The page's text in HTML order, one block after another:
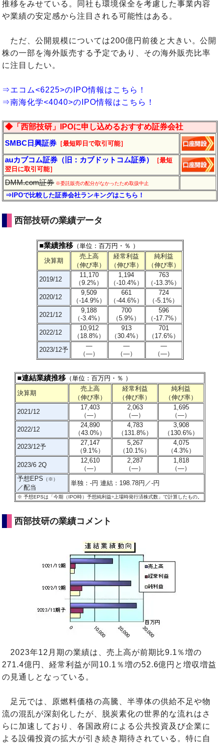
推移をみせている。同社も環境保全を考慮した事業内容
や業績の安定感から注目される可能性はある。
ただ、公開規模については200億円前後と大きい。公開
株の一部を海外販売する予定であり、その海外販売比率
に注目したい。
⇒エコム<6225>のIPO情報はこちら！
⇒南海化学<4040>のIPO情報はこちら！
◆「西部技研」IPOに申し込めるおすすめ証券会社
SMBC日興証券 ［最短即日で取引可能］
auカブコム証券（旧：カブドットコム証券）
［最短
翌日に取引可能］
DMM.com証券※委託販売の配分がなかったため取扱中止
⇒IPOで比較した証券会社ランキングはこちら！
西部技研の業績データ
■業績推移（単位：百万円・％ ）
決算期
売上高
（伸び率）
経常利益
（伸び率）
純利益
（伸び率）
2019/12
11,170
（9.2%）
1,194
（-10.4%）
763
（-13.3%）
2020/12
9,509
（-14.9%）
661
（-44.6%）
724
（-5.1%）
2021/12
9,188
（-3.4%）
700
（5.9%）
596
（-17.7%）
2022/12
10,912
（18.8%）
913
（30.4%）
701
（17.6%）
2023/12予
―
（―）
―
（―）
―
（―）
■連結業績推移 （単位：百万円・％ ）
決算期
売上高
（伸び率）
経常利益
（伸び率）
純利益
（伸び率）
2021/12
17,403
（―）
2,063
（―）
1,695
（―）
2022/12
24,890
（43.0%）
4,783
（131.8%）
3,908
（130.6%）
2023/12予
27,147
（9.1%）
5,267
（10.1%）
4,075
（4.3%）
2023/6 2Q
12,610
（―）
2,287
（―）
1,818
（―）
予想EPS
（※）
／配当
単独：-円 連結：198.78円／-円
※ 予想EPSは「今期（IPO時）予想純利益÷上場時発行済株式数」で計算したもの。
西部技研の業績コメント
2023年12月期の業績は、売上高が前期比9.1％増の
271.4億円、経常利益が同10.1％増の52.6億円と増収増益
の見通しとなっている。
足元では、原燃料価格の高騰、半導体の供給不足や物
流の混乱が深刻化したが、脱炭素化の世界的な流れはさ
らに加速しており、各国政府による公共投資及び企業に
よる設備投資の拡大が引き続き期待されている。特に自